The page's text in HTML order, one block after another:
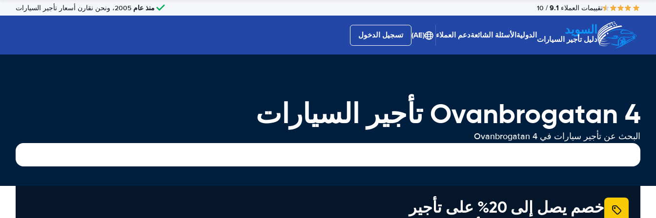
تقييمات العملاء 9.1
/ 10 منذ عام
السويد
دليل تأجير السياراتالدوليةالأسئلة الشائعةدعم العملاء (AE) تسجيل الدخول
Ovanbrogatan 4 تأجير السيارات
البحث عن تأجير سيارات في Ovanbrogatan 4
خصم يصل إلى 20% على تأجير